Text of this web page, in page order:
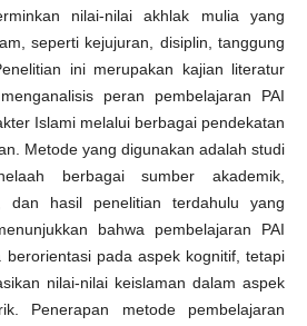
nilai-nilai akhlak mulia yang
seperti kejujuran, disiplin, tanggung
ini merupakan kajian literatur
peran pembelajaran PAI
Islami melalui berbagai pendekatan
Metode yang digunakan adalah studi
berbagai sumber akademik,
dan hasil penelitian terdahulu yang
bahwa pembelajaran PAI
pada aspek kognitif, tetapi
nilai-nilai keislaman dalam aspek
Penerapan metode pembelajaran